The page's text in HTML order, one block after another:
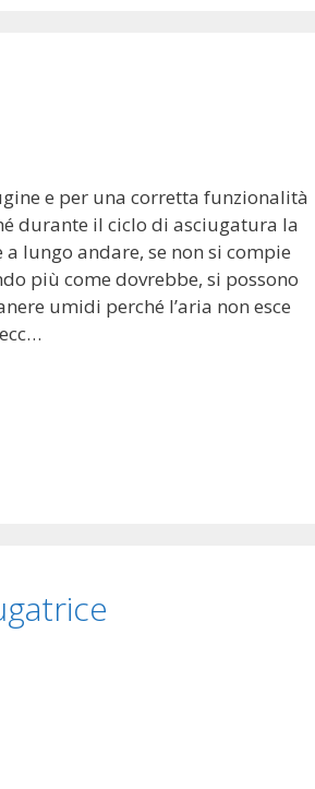
e per una corretta funzionalità
durante il ciclo di asciugatura la
lungo andare, se non si compie
più come dovrebbe, si possono
umidi perché l’aria non esce